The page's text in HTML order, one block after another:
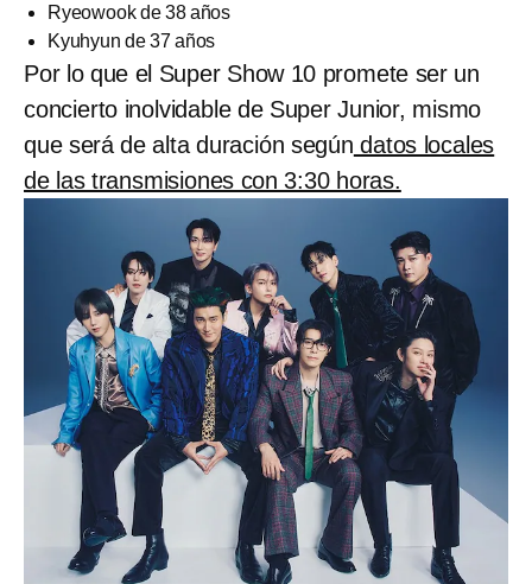
Ryeowook de 38 años
Kyuhyun de 37 años
Por lo que el Super Show 10 promete ser un
concierto inolvidable de Super Junior, mismo
que será de alta duración según datos locales
de las transmisiones con 3:30 horas.